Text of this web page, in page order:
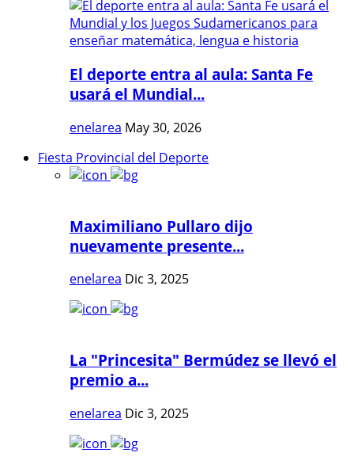
El deporte entra al aula: Santa Fe
usará el Mundial...
enelarea May 30, 2026
Fiesta Provincial del Deporte
Maximiliano Pullaro dijo
nuevamente presente...
enelarea Dic 3, 2025
La "Princesita" Bermúdez se llevó el
premio a...
enelarea Dic 3, 2025